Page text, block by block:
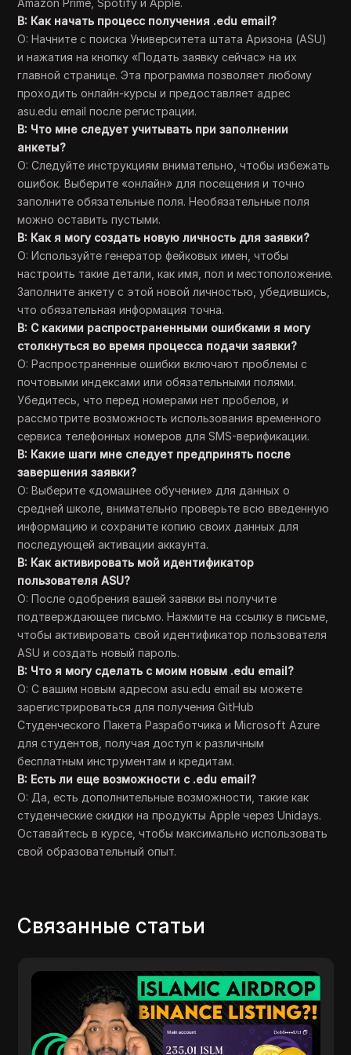
Amazon Prime, Spotify и Apple.
В: Как начать процесс получения .edu email?
О: Начните с поиска Университета штата Аризона (ASU)
и нажатия на кнопку «Подать заявку сейчас» на их
главной странице. Эта программа позволяет любому
проходить онлайн-курсы и предоставляет адрес
asu.edu email после регистрации.
В: Что мне следует учитывать при заполнении
анкеты?
О: Следуйте инструкциям внимательно, чтобы избежать
ошибок. Выберите «онлайн» для посещения и точно
заполните обязательные поля. Необязательные поля
можно оставить пустыми.
В: Как я могу создать новую личность для заявки?
О: Используйте генератор фейковых имен, чтобы
настроить такие детали, как имя, пол и местоположение.
Заполните анкету с этой новой личностью, убедившись,
что обязательная информация точна.
В: С какими распространенными ошибками я могу
столкнуться во время процесса подачи заявки?
О: Распространенные ошибки включают проблемы с
почтовыми индексами или обязательными полями.
Убедитесь, что перед номерами нет пробелов, и
рассмотрите возможность использования временного
сервиса телефонных номеров для SMS-верификации.
В: Какие шаги мне следует предпринять после
завершения заявки?
О: Выберите «домашнее обучение» для данных о
средней школе, внимательно проверьте всю введенную
информацию и сохраните копию своих данных для
последующей активации аккаунта.
В: Как активировать мой идентификатор
пользователя ASU?
О: После одобрения вашей заявки вы получите
подтверждающее письмо. Нажмите на ссылку в письме,
чтобы активировать свой идентификатор пользователя
ASU и создать новый пароль.
В: Что я могу сделать с моим новым .edu email?
О: С вашим новым адресом asu.edu email вы можете
зарегистрироваться для получения GitHub
Студенческого Пакета Разработчика и Microsoft Azure
для студентов, получая доступ к различным
бесплатным инструментам и кредитам.
В: Есть ли еще возможности с .edu email?
О: Да, есть дополнительные возможности, такие как
студенческие скидки на продукты Apple через Unidays.
Оставайтесь в курсе, чтобы максимально использовать
свой образовательный опыт.
Связанные статьи